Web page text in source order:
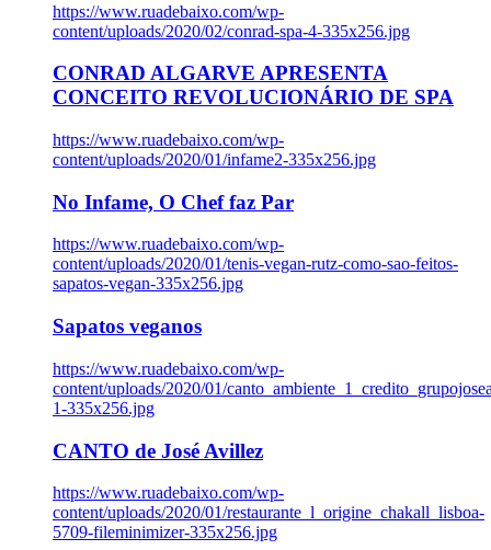
https://www.ruadebaixo.com/wp-
content/uploads/2020/02/conrad-spa-4-335x256.jpg
CONRAD ALGARVE APRESENTA
CONCEITO REVOLUCIONÁRIO DE SPA
https://www.ruadebaixo.com/wp-
content/uploads/2020/01/infame2-335x256.jpg
No Infame, O Chef faz Par
https://www.ruadebaixo.com/wp-
content/uploads/2020/01/tenis-vegan-rutz-como-sao-feitos-
sapatos-vegan-335x256.jpg
Sapatos veganos
https://www.ruadebaixo.com/wp-
content/uploads/2020/01/
1-335x256.jpg
CANTO de José Avillez
https://www.ruadebaixo.com/wp-
content/uploads/2020/01/restaurante_l_origine_chakall_lisboa-
5709-fileminimizer-335x256.jpg